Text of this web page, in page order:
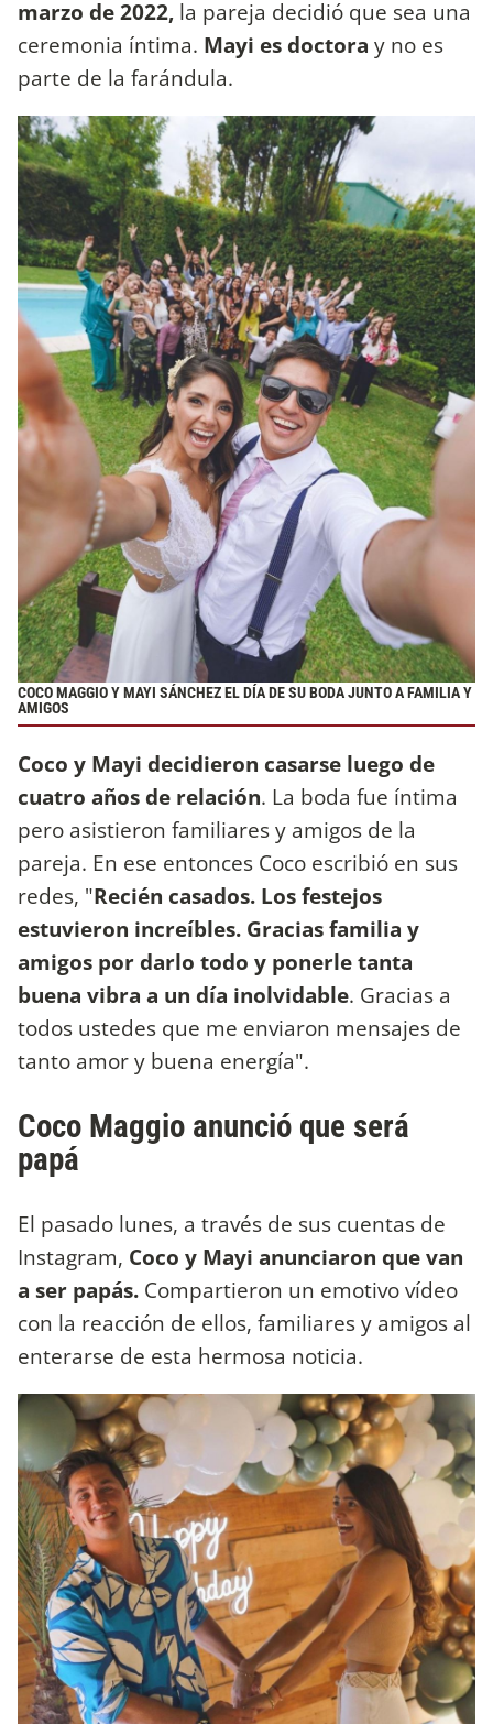
marzo de 2022, la pareja decidió que sea una
ceremonia íntima. Mayi es doctora y no es
parte de la farándula.
COCO MAGGIO Y MAYI SÁNCHEZ EL DÍA DE SU BODA JUNTO A FAMILIA Y
AMIGOS
Coco y Mayi decidieron casarse luego de
cuatro años de relación. La boda fue íntima
pero asistieron familiares y amigos de la
pareja. En ese entonces Coco escribió en sus
redes, "Recién casados. Los festejos
estuvieron increíbles. Gracias familia y
amigos por darlo todo y ponerle tanta
buena vibra a un día inolvidable. Gracias a
todos ustedes que me enviaron mensajes de
tanto amor y buena energía".
Coco Maggio anunció que será
papá
El pasado lunes, a través de sus cuentas de
Instagram, Coco y Mayi anunciaron que van
a ser papás. Compartieron un emotivo vídeo
con la reacción de ellos, familiares y amigos al
enterarse de esta hermosa noticia.